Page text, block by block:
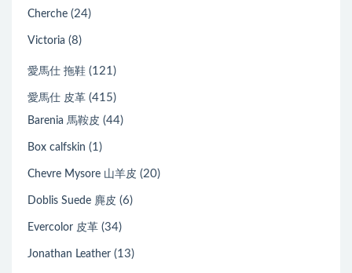
Cherche (24)
Victoria (8)
愛馬仕 拖鞋 (121)
愛馬仕 皮革 (415)
Barenia 馬鞍皮 (44)
Box calfskin (1)
Chevre Mysore 山羊皮 (20)
Doblis Suede 麂皮 (6)
Evercolor 皮革 (34)
Jonathan Leather (13)